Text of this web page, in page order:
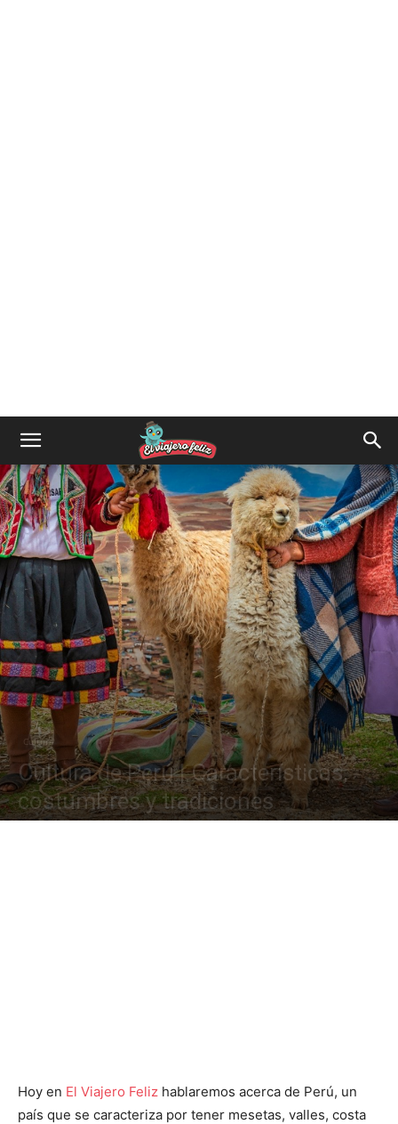
Cultura
Cultura de Perú | Características,
costumbres y tradiciones
Hoy en El Viajero Feliz hablaremos acerca de Perú, un
país que se caracteriza por tener mesetas, valles, costa